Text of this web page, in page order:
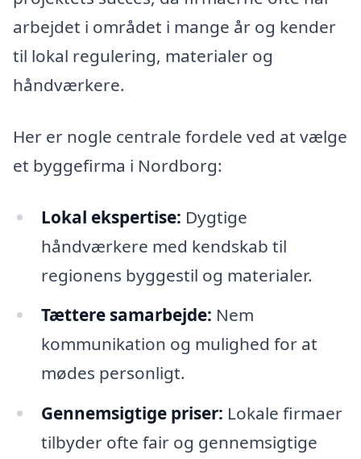
arbejdet i området i mange år og kender
til lokal regulering, materialer og
håndværkere.
Her er nogle centrale fordele ved at vælge
et byggefirma i Nordborg:
Lokal ekspertise: Dygtige
håndværkere med kendskab til
regionens byggestil og materialer.
Tættere samarbejde: Nem
kommunikation og mulighed for at
mødes personligt.
Gennemsigtige priser: Lokale firmaer
tilbyder ofte fair og gennemsigtige